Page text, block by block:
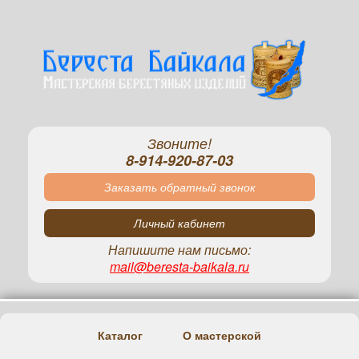
Звоните!
8-914-920-87-03
Заказать обратный звонок
Личный кабинет
Напишите нам письмо:
mail@beresta-baikala.ru
Каталог О мастерской